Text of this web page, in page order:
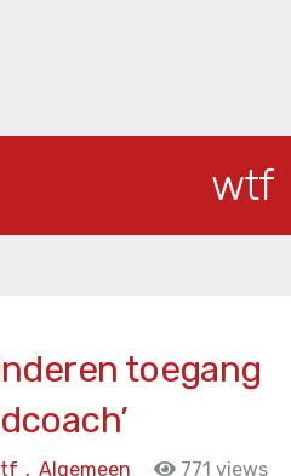
wtf
toegang
Algemeen
,
771 views